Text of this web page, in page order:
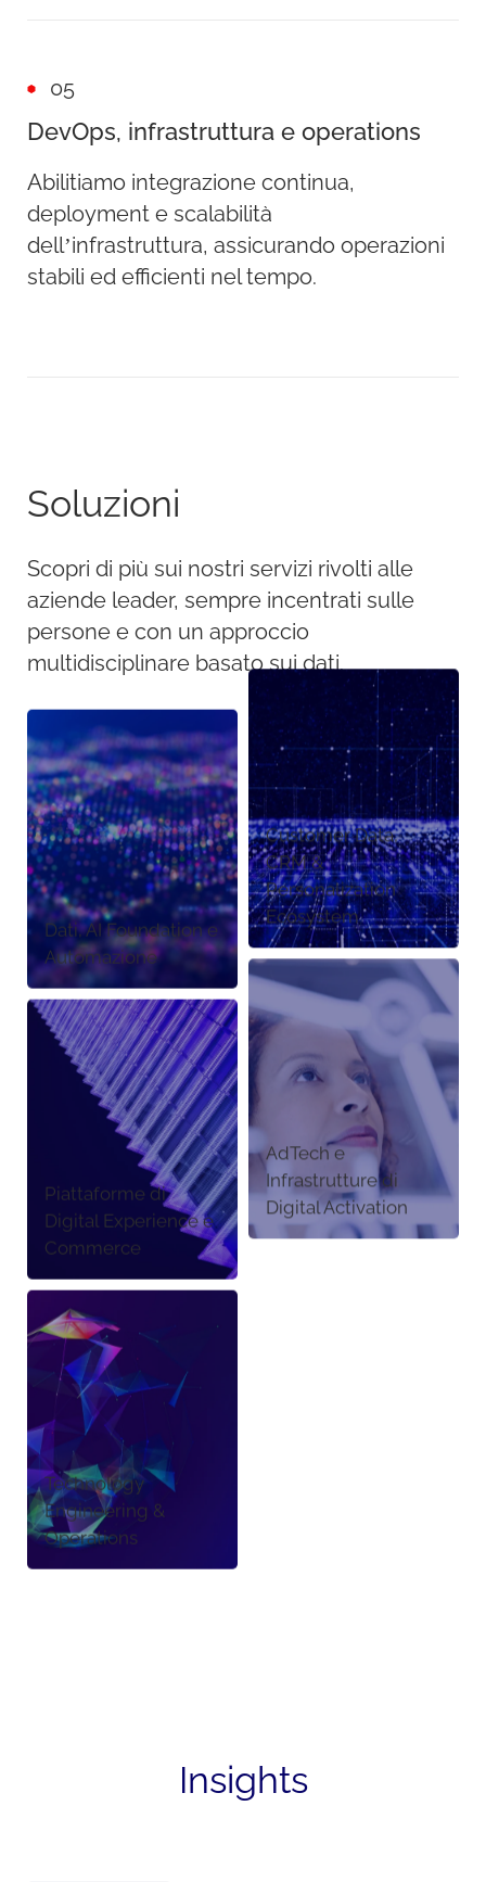
05
DevOps, infrastruttura e operations
Abilitiamo integrazione continua,
deployment e scalabilità
dell’infrastruttura, assicurando operazioni
stabili ed efficienti nel tempo.
Soluzioni
Scopri di più sui nostri servizi rivolti alle
aziende leader, sempre incentrati sulle
persone e con un approccio
multidisciplinare basato sui dati.
Dati, AI Foundation e
Automazione
Customer Data,
CRM &
Personalization
Ecosystem
Piattaforme di
Digital Experience e
Commerce
AdTech e
Infrastrutture di
Digital Activation
Technology
Engineering &
Operations
Insights